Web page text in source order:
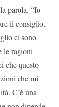
parola. “Io
il consiglio,
ci sono
le ragioni
che questo
che mi
C’è una